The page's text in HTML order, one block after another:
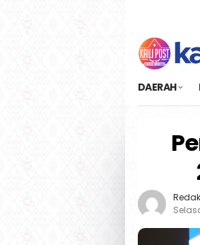
DAERAH